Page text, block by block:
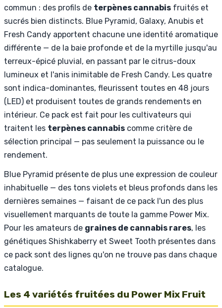
commun : des profils de terpènes cannabis fruités et
sucrés bien distincts. Blue Pyramid, Galaxy, Anubis et
Fresh Candy apportent chacune une identité aromatique
différente — de la baie profonde et de la myrtille jusqu'au
terreux-épicé pluvial, en passant par le citrus-doux
lumineux et l'anis inimitable de Fresh Candy. Les quatre
sont indica-dominantes, fleurissent toutes en 48 jours
(LED) et produisent toutes de grands rendements en
intérieur. Ce pack est fait pour les cultivateurs qui
traitent les terpènes cannabis comme critère de
sélection principal — pas seulement la puissance ou le
rendement.
Blue Pyramid présente de plus une expression de couleur
inhabituelle — des tons violets et bleus profonds dans les
dernières semaines — faisant de ce pack l'un des plus
visuellement marquants de toute la gamme Power Mix.
Pour les amateurs de graines de cannabis rares, les
génétiques Shishkaberry et Sweet Tooth présentes dans
ce pack sont des lignes qu'on ne trouve pas dans chaque
catalogue.
Les 4 variétés fruitées du Power Mix Fruit